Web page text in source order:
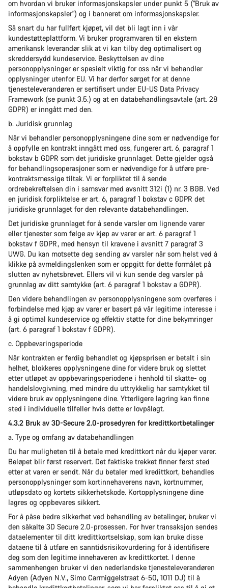
om hvordan vi bruker informasjonskapsler under punkt 5 ("Bruk av
informasjonskapsler") og i banneret om informasjonskapsler.
Så snart du har fullført kjøpet, vil det bli lagt inn i vår
kundestøtteplattform. Vi bruker programvaren til en ekstern
amerikansk leverandør slik at vi kan tilby deg optimalisert og
skreddersydd kundeservice. Beskyttelsen av dine
personopplysninger er spesielt viktig for oss når vi behandler
opplysninger utenfor EU. Vi har derfor sørget for at denne
tjenesteleverandøren er sertifisert under EU-US Data Privacy
Framework (se punkt 3.5.) og at en databehandlingsavtale (art. 28
GDPR) er inngått med den.
b. Juridisk grunnlag
Når vi behandler personopplysningene dine som er nødvendige for
å oppfylle en kontrakt inngått med oss, fungerer art. 6, paragraf 1
bokstav b GDPR som det juridiske grunnlaget. Dette gjelder også
for behandlingsoperasjoner som er nødvendige for å utføre pre-
kontraktsmessige tiltak. Vi er forpliktet til å sende
ordrebekreftelsen din i samsvar med avsnitt 312i (1) nr. 3 BGB. Ved
en juridisk forpliktelse er art. 6, paragraf 1 bokstav c GDPR det
juridiske grunnlaget for den relevante databehandlingen.
Det juridiske grunnlaget for å sende varsler om lignende varer
eller tjenester som følge av kjøp av varer er art. 6 paragraf 1
bokstav f GDPR, med hensyn til kravene i avsnitt 7 paragraf 3
UWG. Du kan motsette deg sending av varsler når som helst ved å
klikke på avmeldingslenken som er oppgitt for dette formålet på
slutten av nyhetsbrevet. Ellers vil vi kun sende deg varsler på
grunnlag av ditt samtykke (art. 6 paragraf 1 bokstav a GDPR).
Den videre behandlingen av personopplysningene som overføres i
forbindelse med kjøp av varer er basert på vår legitime interesse i
å gi optimal kundeservice og effektiv støtte for dine bekymringer
(art. 6 paragraf 1 bokstav f GDPR).
c. Oppbevaringsperiode
Når kontrakten er ferdig behandlet og kjøpsprisen er betalt i sin
helhet, blokkeres opplysningene dine for videre bruk og slettet
etter utløpet av oppbevaringsperiodene i henhold til skatte- og
handelslovgivning, med mindre du uttrykkelig har samtykket til
videre bruk av opplysningene dine. Ytterligere lagring kan finne
sted i individuelle tilfeller hvis dette er lovpålagt.
4.3.2 Bruk av 3D-Secure 2.0-prosedyren for kredittkortbetalinger
a. Type og omfang av databehandlingen
Du har muligheten til å betale med kredittkort når du kjøper varer.
Beløpet blir først reservert. Det faktiske trekket finner først sted
etter at varen er sendt. Når du betaler med kredittkort, behandles
personopplysninger som kortinnehaverens navn, kortnummer,
utløpsdato og kortets sikkerhetskode. Kortopplysningene dine
lagres og oppbevares sikkert.
For å påse bedre sikkerhet ved behandling av betalinger, bruker vi
den såkalte 3D Secure 2.0-prosessen. For hver transaksjon sendes
dataelementer til ditt kredittkortselskap, som kan bruke disse
dataene til å utføre en sanntidsrisikovurdering for å identifisere
deg som den legitime innehaveren av kredittkortet. I denne
sammenhengen bruker vi den nederlandske tjenesteleverandøren
Adyen (Adyen N.V., Simo Carmiggelstraat 6-50, 1011 DJ) til å